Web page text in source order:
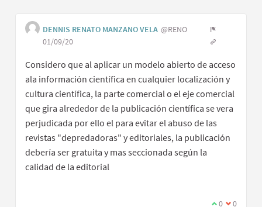
DENNIS RENATO MANZANO VELA @RENO
01/09/20
Considero que al aplicar un modelo abierto de acceso
ala información científica en cualquier localización y
cultura científica, la parte comercial o el eje comercial
que gira alrededor de la publicación científica se vera
perjudicada por ello el para evitar el abuso de las
revistas "depredadoras" y editoriales, la publicación
debería ser gratuita y mas seccionada según la
calidad de la editorial
0 0